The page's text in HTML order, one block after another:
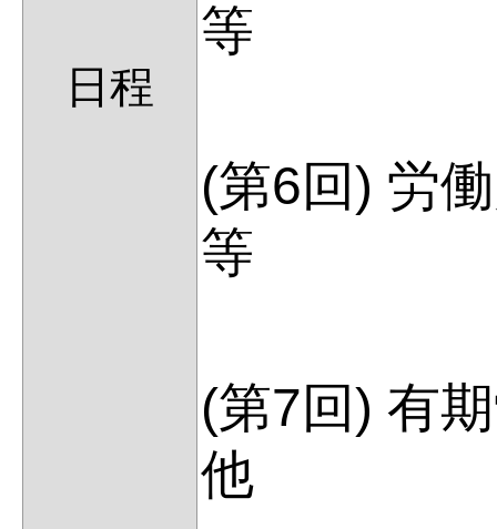
日程
等
(第6回) 労
等
(第7回) 有
他